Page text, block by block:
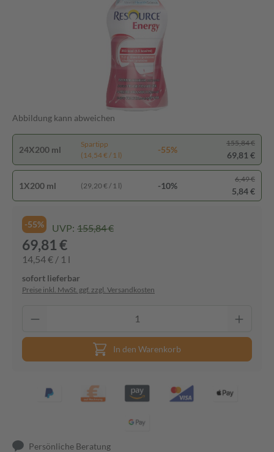
Abbildung kann abweichen
24X200 ml
Spartipp
(14,54 € / 1 l)
-55%
155,84 €
69,81 €
1X200 ml (29,20 € / 1 l) -10%
6,49 €
5,84 €
-55% UVP: 155,84 €
69,81 €
14,54 € / 1 l
sofort lieferbar
Preise inkl. MwSt. ggf. zzgl. Versandkosten
In den Warenkorb
Persönliche Beratung